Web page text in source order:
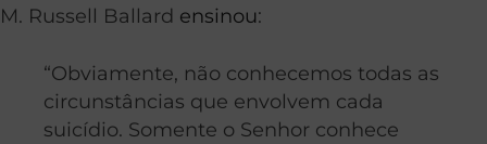
M. Russell Ballard ensinou:
“Obviamente, não conhecemos todas as
circunstâncias que envolvem cada
suicídio. Somente o Senhor conhece